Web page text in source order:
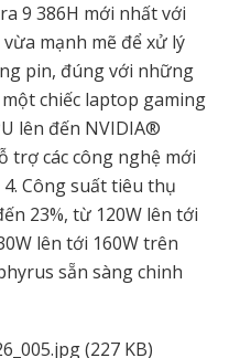
9 386H mới nhất với
mạnh mẽ để xử lý
pin, đúng với những
chiếc laptop gaming
lên đến NVIDIA®
trợ các công nghệ mới
Công suất tiêu thụ
23%, từ 120W lên tới
lên tới 160W trên
sẵn sàng chinh